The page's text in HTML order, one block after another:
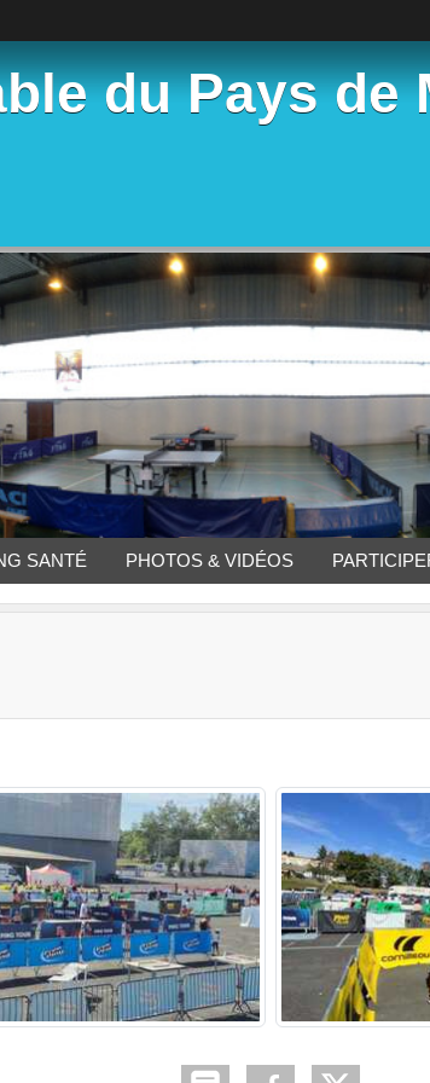
du Pays de
SANTÉ PHOTOS & VIDÉOS